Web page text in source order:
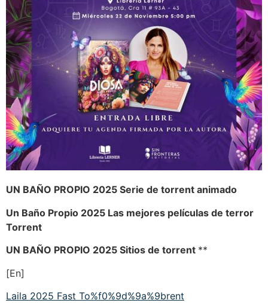
UN BAÑO PROPIO 2025 Serie de torrent animado
Un Baño Propio 2025 Las mejores películas de terror
Torrent
UN BAÑO PROPIO 2025 Sitios de torrent **
[En]
Laila 2025 Fast To%f0%9d%9a%9brent